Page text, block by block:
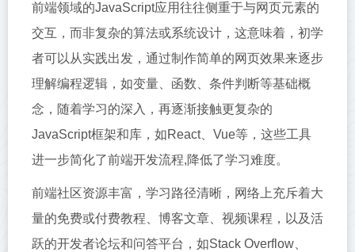
前端领域的JavaScript应用往往侧重于与网页元素的
交互，而非复杂的算法或系统设计，这意味着，初学
者可以从实践出发，通过制作简单的网页效果来逐步
理解编程逻辑，如变量、函数、条件判断等基础概
念，随着学习的深入，再逐渐接触更复杂的
JavaScript框架和库，如React、Vue等，这些工具
进一步简化了前端开发流程,降低了学习难度。
前端社区资源丰富，学习路径清晰，网络上充斥着大
量的免费或付费教程、博客文章、视频课程，以及活
跃的开发者论坛和问答平台，如Stack Overflow、